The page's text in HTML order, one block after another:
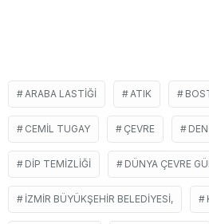
ARABA LASTIĞI ATIK
CEMIL TUGAY ÇEVRE
DIP TEMIZLIĞI DÜNYA ÇEVRE
İZMIR BÜYÜKŞEHIR BELEDIYESI,